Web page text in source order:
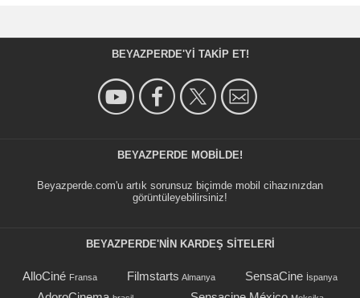
BEYAZPERDE'YI TAKIP ET!
BEYAZPERDE MOBILDE!
Beyazperde.com'u artık sorunsuz biçimde mobil cihazınızdan
görüntüleyebilirsiniz!
BEYAZPERDE'NIN KARDEŞ SİTELERİ
AlloCiné Fransa Filmstarts Almanya SensaCine İspanya